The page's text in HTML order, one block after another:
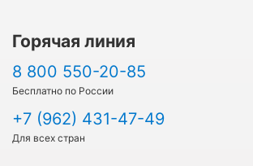
Горячая линия
8 800 550-20-85
Бесплатно по России
+7 (962) 431-47-49
Для всех стран